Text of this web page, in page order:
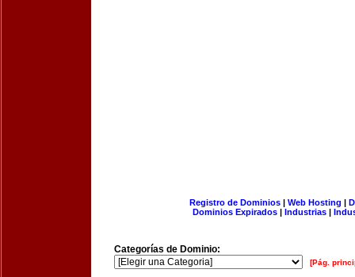
Registro de Dominios| Web Hosting |
Dominios Expirados | Industrias |
Categorías de Dominio:
[Pág.